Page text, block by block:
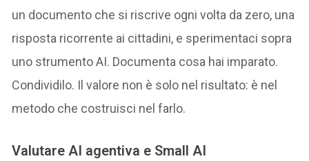
un documento che si riscrive ogni volta da zero, una
risposta ricorrente ai cittadini, e sperimentaci sopra
uno strumento AI. Documenta cosa hai imparato.
Condividilo. Il valore non è solo nel risultato: è nel
metodo che costruisci nel farlo.
Valutare AI agentiva e Small AI